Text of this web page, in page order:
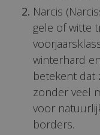
Narcis
gele of witte
winterhard
betekent dat
zonder veel
voor
borders.